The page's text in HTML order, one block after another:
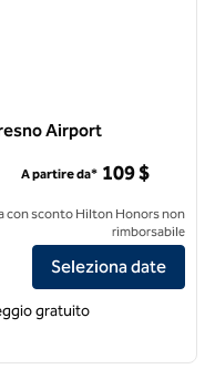
Airport
by Hilton Clovis Fresno
A partire da* 109 $
con sconto Hilton Honors non
rimborsabile
Seleziona date
gratuito